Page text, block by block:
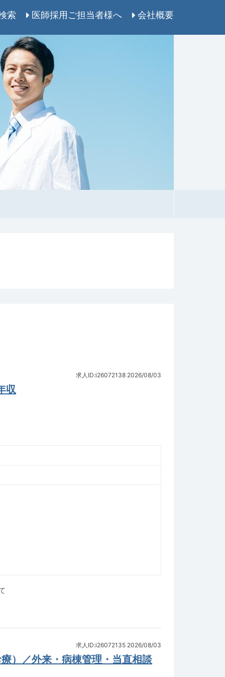
索 医師採用ご担当者様へ 会社概要
求人ID:i26072138 2026/08/03
収
求人ID:i26072135 2026/08/03
）／外来・病棟管理・当直相談